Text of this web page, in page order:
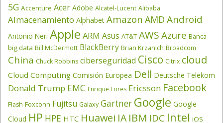
5G Accenture Acer Adobe Alcatel-Lucent Alibaba
Almacenamiento Alphabet Amazon AMD Android
Antonio Neri Apple ARM Asus AT&T AWSAzure Banca
big data Bill McDermott BlackBerry Brian Krzanich Broadcom
China Chuck Robbins ciberseguridad Cisco Citrix cloud
Cloud Computing Comisión Europea Dell Deutsche Telekom
Donald Trump EMC Enrique Lores Ericsson Facebook
Flash Foxconn Fujitsu Galaxy Gartner Google Google
Cloud HP HPE HTC Huawei IA IBM IDC Intel iOS